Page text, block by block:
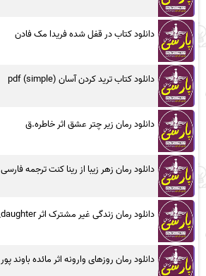
دانلود کتاب در قفل شده فریدا مک فادن
دانلود کتاب ترید کردن آسان (simple) pdf
دانلود رمان زیر چتر عشق اثر خاطره.ق
دانلود رمان زهر زیبا از رینا کنت ترجمه فارسی
دانلود رمان زندگی غیر مشترک اثر sun_daughter
دانلود رمان روزهای وارونه اثر مائده باوند پور